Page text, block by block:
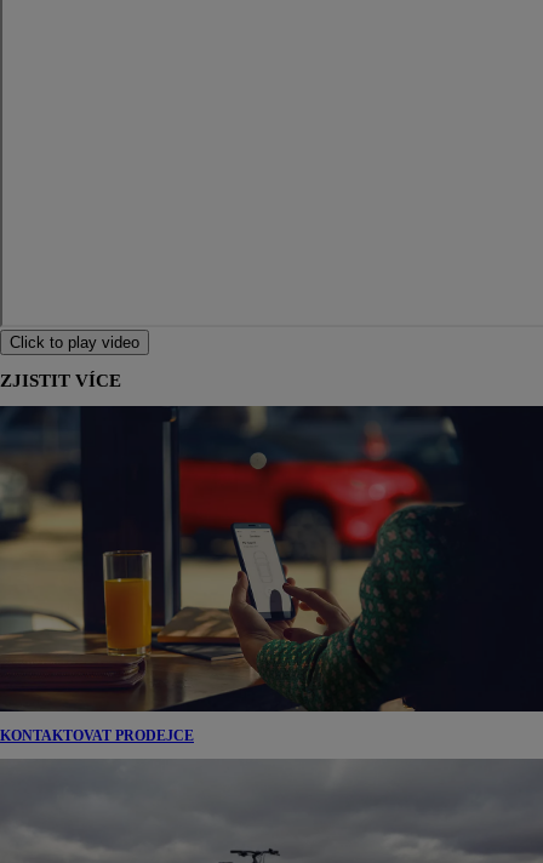
Click to play video
ZJISTIT VÍCE
KONTAKTOVAT PRODEJCE